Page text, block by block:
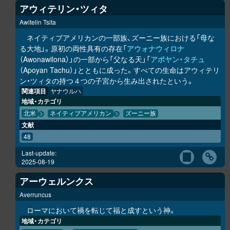
アウィテリン・ツィタ
Awitelin Tsita
ネイティブアメリカンの一部族、ズーニー族における「母な
る大地」。原初の両性具有の存在「アウォナウィロナ
（Awonawilona）」の一部から「父なる天」「アポヤン・タチュ
（Apoyan Tachu）」とともに成った。すべての生命はアウィテリ
ン・ツィタの持つ４つの子宮から生み出されたという。
関連項目 ヤナウルハ
地域・カテゴリ
北米 ネイティブアメリカン ズーニー族
文献
48
Last-update:
2025-08-19
アーウェルンクス
Averruncus
ローマにおいて禍を転じて福と成すという神。
地域・カテゴリ